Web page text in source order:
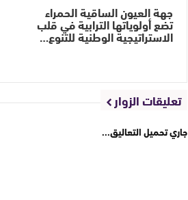
جهة العيون الساقية الحمراء
تضع أولوياتها الترابية في قلب
الاستراتيجية الوطنية للتنوع…
تعليقات الزوار
جاري تحميل التعاليق...